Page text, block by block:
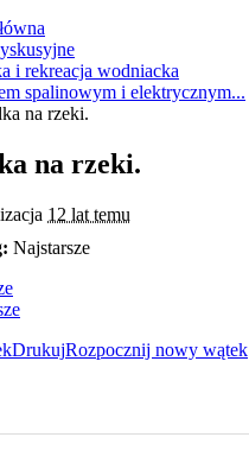
i rekreacja wodniacka
spalinowym i elektrycznym...
na rzeki.
na rzeki.
12 lat temu
Najstarsze
DrukujRozpocznij nowy wątek